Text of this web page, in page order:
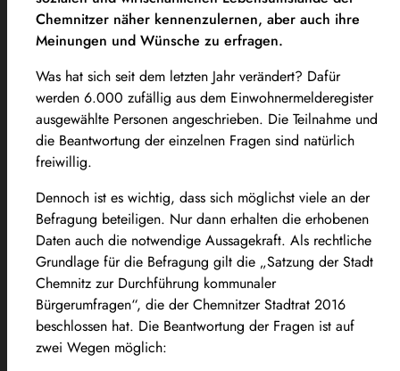
Chemnitzer näher kennenzulernen, aber auch ihre
Meinungen und Wünsche zu erfragen.
Was hat sich seit dem letzten Jahr verändert? Dafür
werden 6.000 zufällig aus dem Einwohnermelderegister
ausgewählte Personen angeschrieben. Die Teilnahme und
die Beantwortung der einzelnen Fragen sind natürlich
freiwillig.
Dennoch ist es wichtig, dass sich möglichst viele an der
Befragung beteiligen. Nur dann erhalten die erhobenen
Daten auch die notwendige Aussagekraft. Als rechtliche
Grundlage für die Befragung gilt die „Satzung der Stadt
Chemnitz zur Durchführung kommunaler
Bürgerumfragen“, die der Chemnitzer Stadtrat 2016
beschlossen hat. Die Beantwortung der Fragen ist auf
zwei Wegen möglich: